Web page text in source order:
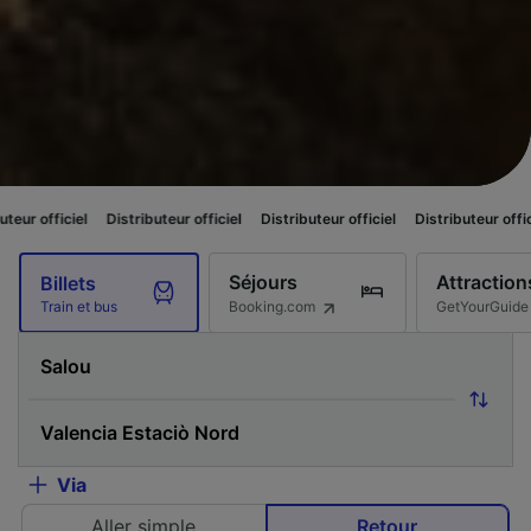
Distributeur officiel Distributeur officiel Distributeur officiel
Billets
Train et bus
Séjours
Booking.com GetYourGuide
Via